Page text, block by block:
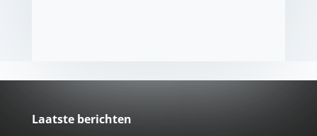
Laatste berichten